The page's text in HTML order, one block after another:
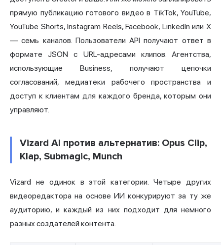
прямую публикацию готового видео в TikTok, YouTube,
YouTube Shorts, Instagram Reels, Facebook, LinkedIn или X
— семь каналов. Пользователи API получают ответ в
формате JSON с URL-адресами клипов. Агентства,
использующие Business, получают цепочки
согласований, медиатеки рабочего пространства и
доступ к клиентам для каждого бренда, которым они
управляют.
Vizard AI против альтернатив: Opus Clip,
Klap, Submagic, Munch
Vizard не одинок в этой категории. Четыре других
видеоредактора на основе ИИ конкурируют за ту же
аудиторию, и каждый из них подходит для немного
разных создателей контента.